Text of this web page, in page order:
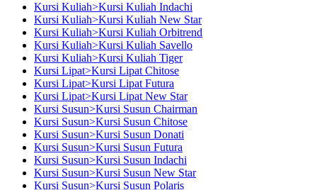
Kursi Kuliah>Kursi Kuliah Indachi
Kursi Kuliah>Kursi Kuliah New Star
Kursi Kuliah>Kursi Kuliah Orbitrend
Kursi Kuliah>Kursi Kuliah Savello
Kursi Kuliah>Kursi Kuliah Tiger
Kursi Lipat>Kursi Lipat Chitose
Kursi Lipat>Kursi Lipat Futura
Kursi Lipat>Kursi Lipat New Star
Kursi Susun>Kursi Susun Chairman
Kursi Susun>Kursi Susun Chitose
Kursi Susun>Kursi Susun Donati
Kursi Susun>Kursi Susun Futura
Kursi Susun>Kursi Susun Indachi
Kursi Susun>Kursi Susun New Star
Kursi Susun>Kursi Susun Polaris